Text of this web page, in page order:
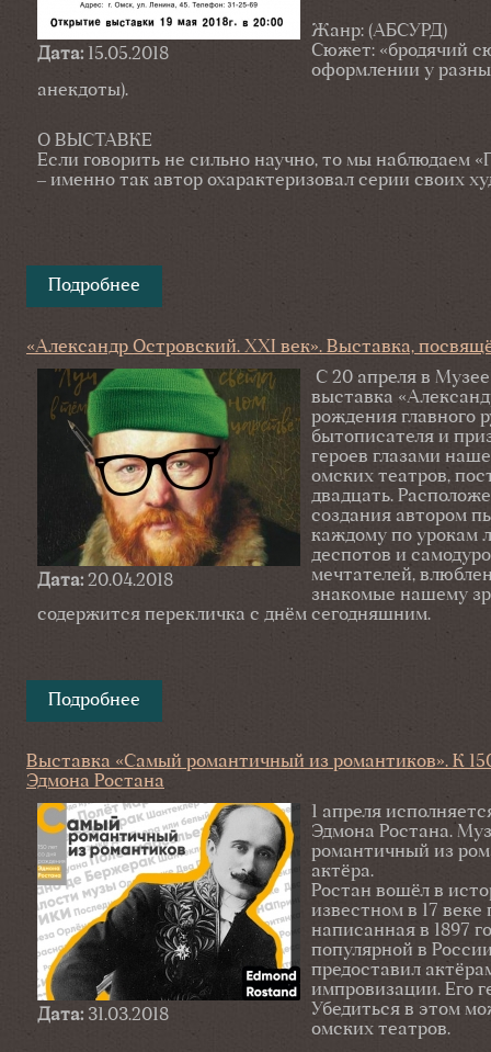
Дата: 15.05.2018
Жанр: (АБСУРД)
Сюжет: «бродячий
оформлении у
анекдоты).
О ВЫСТАВКЕ
Если говорить не сильно научно, то мы наблюдаем
– именно так автор охарактеризовал серии своих
Подробнее
«Александр Островский. ХХI век». Выставка,
Дата: 20.04.2018
С 20 апреля в
выставка
рождения главного
бытописателя и
героев глазами
омских театров,
двадцать.
создания автором
каждому по урокам
деспотов и
мечтателей,
знакомые нашему
содержится перекличка с днём сегодняшним.
Подробнее
драматурга
Выставка «Самый романтичный из романтиков». К
Эдмона Ростана
Дата: 31.03.2018
1 апреля
Эдмона Ростана.
романтичный из
актёра.
Ростан вошёл в
известном в 17
написанная в 1897
популярной в
предоставил
импровизации. Его
Убедиться в этом
омских театров.